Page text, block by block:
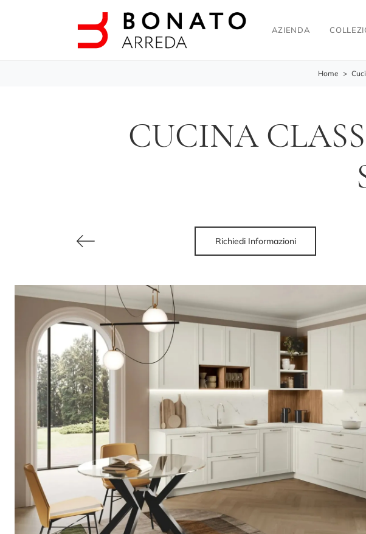
AZIENDA
Home >
CUCINA
Richiedi Informazioni